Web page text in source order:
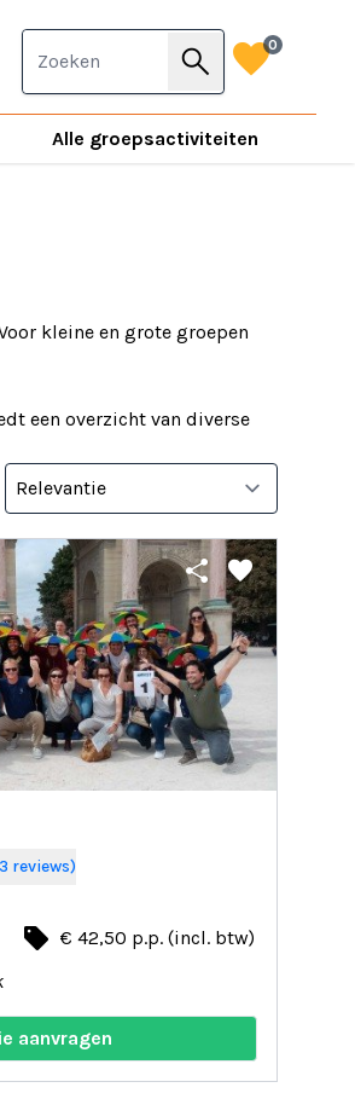
Alle groepsactiviteiten
search favorite0
kleine en grote groepen
een overzicht van diverse
share favorite
10 (3 reviews)
local_offer € 42,50 p.p. (incl. btw)
aanvragen